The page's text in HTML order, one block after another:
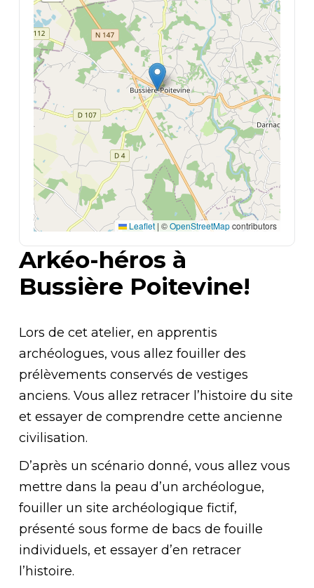
Leaflet | ©OpenStreetMapcontributors
Arkéo-héros à
Bussière Poitevine!
Lors de cet atelier, en apprentis
archéologues, vous allez fouiller des
prélèvements conservés de vestiges
anciens. Vous allez retracer l’histoire du site
et essayer de comprendre cette ancienne
civilisation.
D’après un scénario donné, vous allez vous
mettre dans la peau d’un archéologue,
fouiller un site archéologique fictif,
présenté sous forme de bacs de fouille
individuels, et essayer d’en retracer
l’histoire.